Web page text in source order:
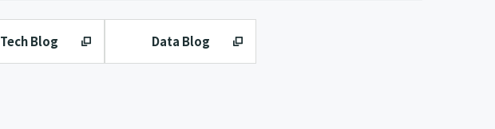
Tech Blog Data Blog